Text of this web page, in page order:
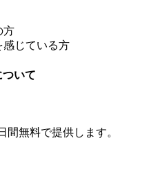
方
感じている方
いて
間無料で提供します。